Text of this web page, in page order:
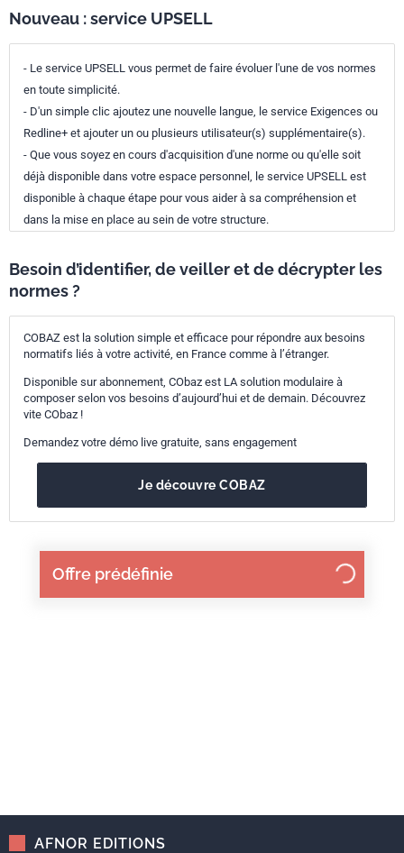
Offre prédéfinie
Nouveau : service UPSELL
- Le service UPSELL vous permet de faire évoluer l'une de vos normes
en toute simplicité.
- D'un simple clic ajoutez une nouvelle langue, le service Exigences ou
Redline+ et ajouter un ou plusieurs utilisateur(s) supplémentaire(s).
- Que vous soyez en cours d'acquisition d'une norme ou qu'elle soit
déjà disponible dans votre espace personnel, le service UPSELL est
disponible à chaque étape pour vous aider à sa compréhension et
dans la mise en place au sein de votre structure.
Besoin d’identifier, de veiller et de décrypter les
normes ?
COBAZ est la solution simple et efficace pour répondre aux besoins
normatifs liés à votre activité, en France comme à l’étranger.
Disponible sur abonnement, CObaz est LA solution modulaire à
composer selon vos besoins d’aujourd’hui et de demain. Découvrez
vite CObaz !
Demandez votre démo live gratuite, sans engagement
Je découvre COBAZ
AFNOR EDITIONS